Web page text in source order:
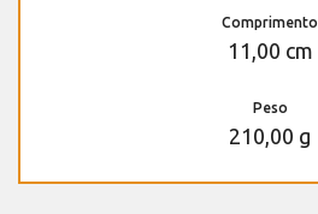
Comprimento
11,00 cm
Peso
210,00 g